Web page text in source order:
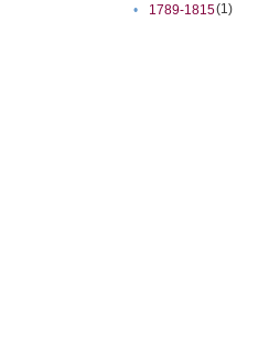
•
1789-1815(1)